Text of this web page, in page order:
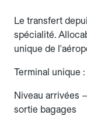
Le transfert
spécialité.
unique de
Terminal unique :
Niveau arrivées
sortie bagages